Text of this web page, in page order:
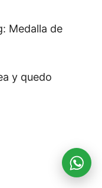
Medalla de
y quedo